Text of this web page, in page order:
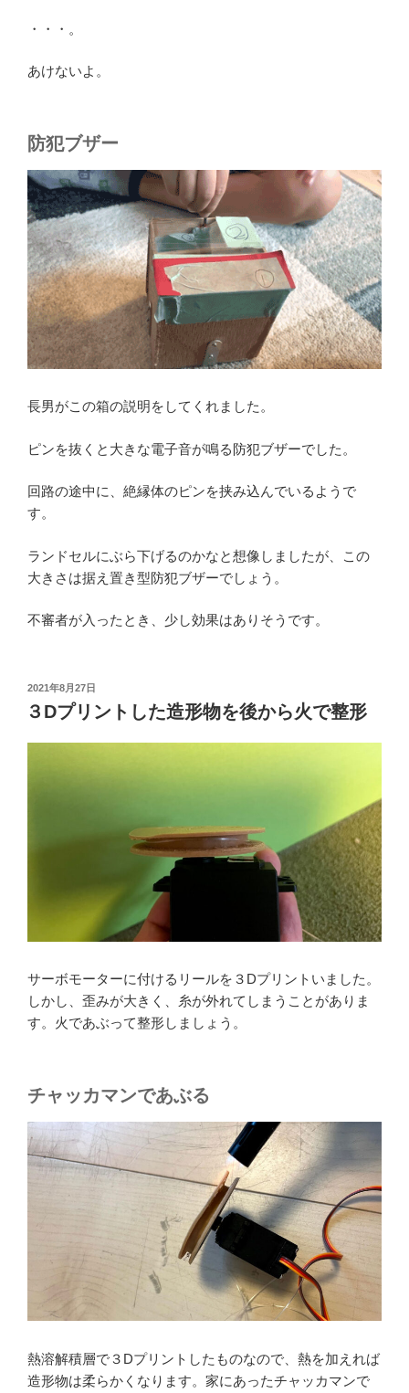
・・・。
あけないよ。
防犯ブザー
長男がこの箱の説明をしてくれました。
ピンを抜くと大きな電子音が鳴る防犯ブザーでした。
回路の途中に、絶縁体のピンを挟み込んでいるようで
す。
ランドセルにぶら下げるのかなと想像しましたが、この
大きさは据え置き型防犯ブザーでしょう。
不審者が入ったとき、少し効果はありそうです。
投
稿
日:
2021年8月27日
３Dプリントした造形物を後から火で整形
サーボモーターに付けるリールを３Dプリントいました。
しかし、歪みが大きく、糸が外れてしまうことがありま
す。火であぶって整形しましょう。
チャッカマンであぶる
熱溶解積層で３Dプリントしたものなので、熱を加えれば
造形物は柔らかくなります。家にあったチャッカマンで